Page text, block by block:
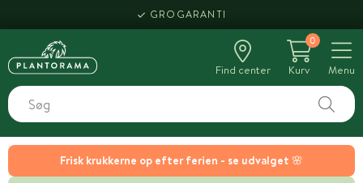
Frisk krukkerne op efter ferien - se udvalget 🌸
GROGARANTI
Find center
0
Kurv
Menu